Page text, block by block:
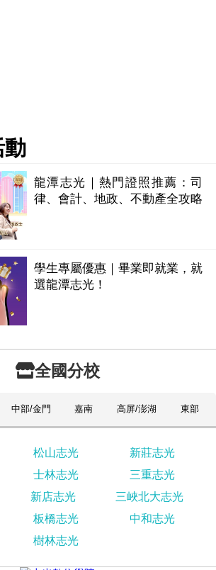
動
龍潭志光｜熱門證照推薦：司
律、會計、地政、不動產全攻略
學生專屬優惠｜畢業即就業，就
選龍潭志光！
全國分校
中部/金門 嘉南 高屏/澎湖 東部
松山志光
新莊志光
士林志光
三重志光
新店志光
三峽北大志光
板橋志光
中和志光
樹林志光